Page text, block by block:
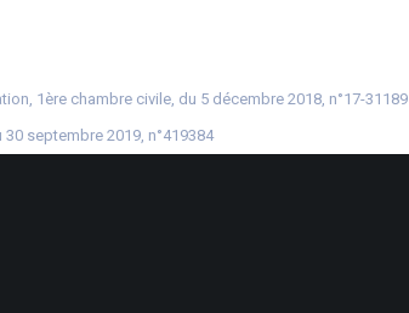
1ère chambre civile, du 5 décembre 2018, n°17-31189
30 septembre 2019, n°419384